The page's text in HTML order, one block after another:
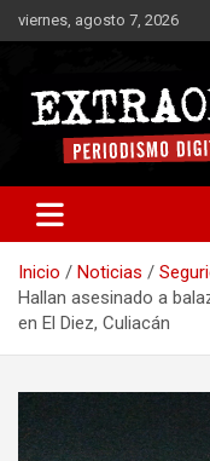
Saltar
al
viernes, agosto 7, 2026
Extraoficial
Inicio Noticias
Hallan asesinado a
en El Diez, Culiacán